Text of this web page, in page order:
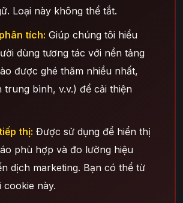
Loại này không thể tắt.
tích: Giúp chúng tôi hiểu
dùng tương tác với nền tảng
được ghé thăm nhiều nhất,
trung bình, v.v.) để cải thiện
thị: Được sử dụng để hiển thị
phù hợp và đo lường hiệu
dịch marketing. Bạn có thể từ
cookie này.